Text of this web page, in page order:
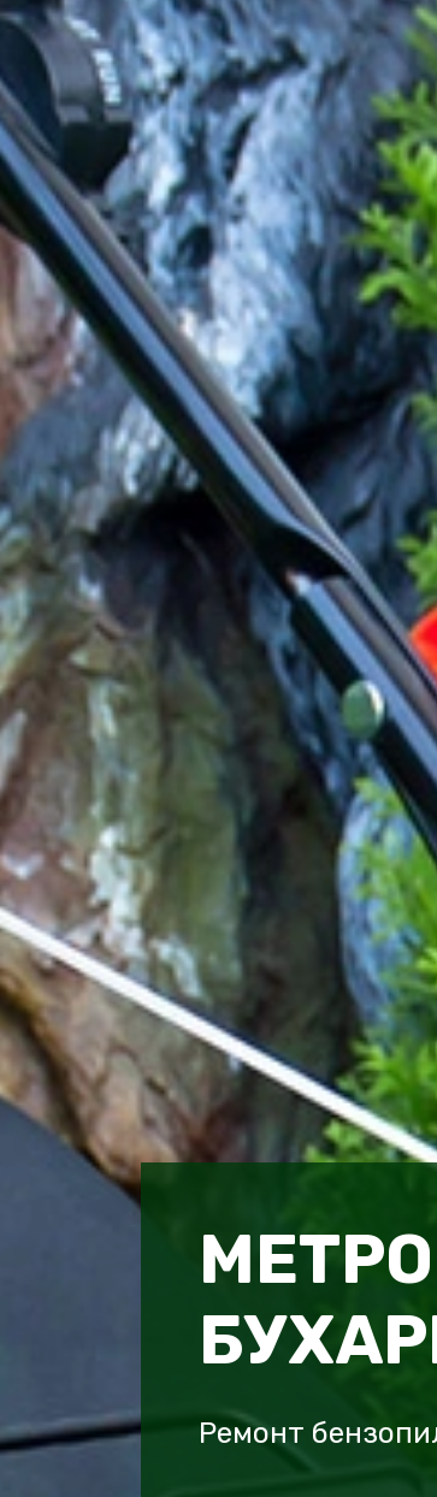
МЕТРО
Ремонт